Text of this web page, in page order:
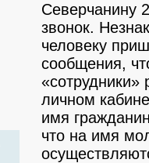
Северчанину
звонок.
человеку
сообщения,
«сотрудники»
личном
имя
что на имя